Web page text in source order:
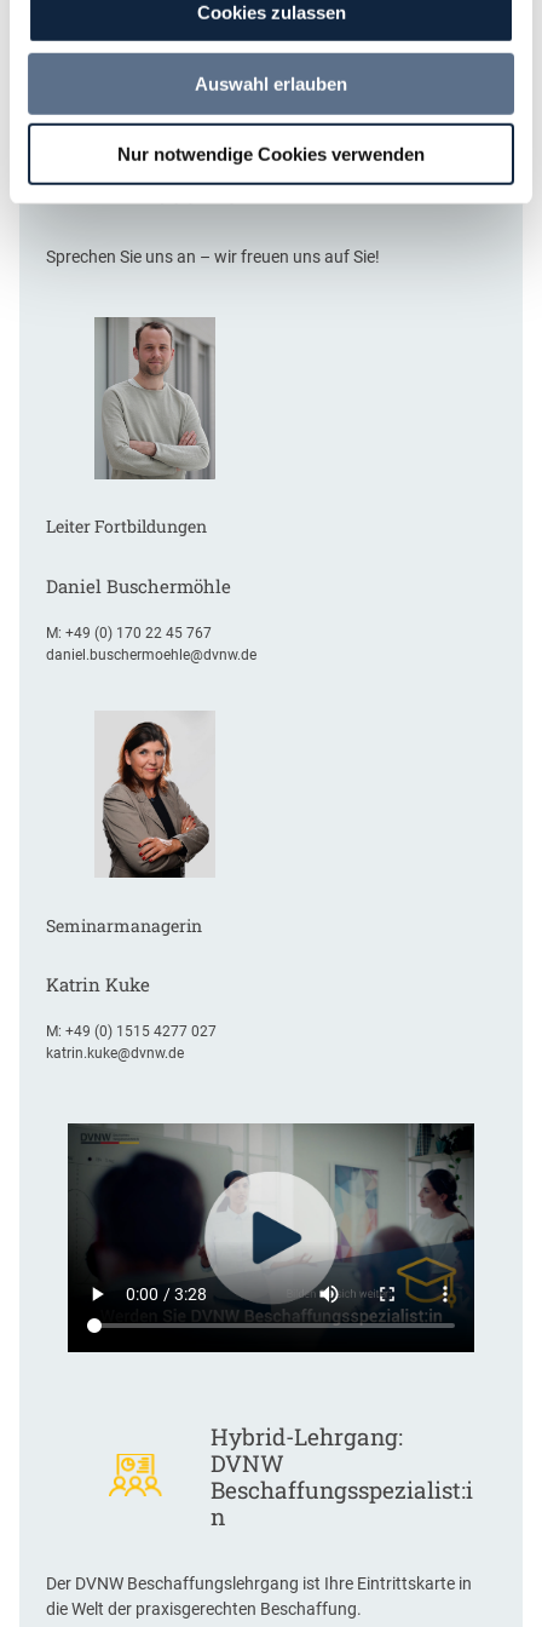
Cookies zulassen
Auswahl erlauben
Nur notwendige Cookies verwenden
ü
f
n
l
r
g
b
e
t
Ihre Ansprechpartner bei der
DVNW Akademie
Sprechen Sie uns an – wir freuen uns auf Sie!
Leiter Fortbildungen
Daniel Buschermöhle
M:+49 (0) 170 22 45 767
daniel.buschermoehle@dvnw.de
Seminarmanagerin
Katrin Kuke
M:+49 (0) 1515 4277 027
katrin.kuke@dvnw.de
Hybrid-Lehrgang:
DVNW
Beschaffungsspezialist:i
n
Der DVNW Beschaffungslehrgang ist Ihre Eintrittskarte in
die Welt der praxisgerechten Beschaffung.